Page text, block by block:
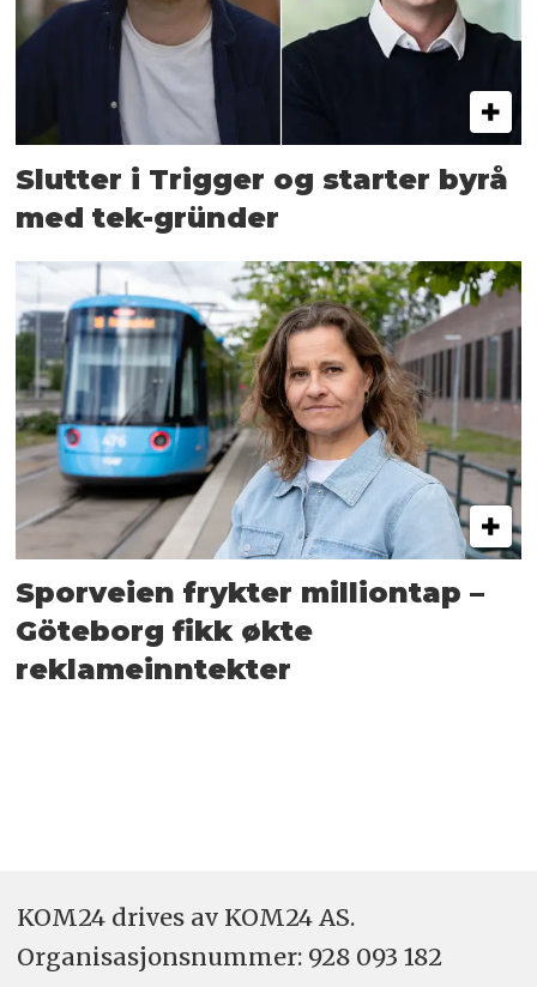
Slutter i Trigger og starter byrå
med tek-gründer
Sporveien frykter milliontap –
Göteborg fikk økte
reklameinntekter
KOM24 drives av KOM24 AS.
Organisasjons­nummer: 928 093 182